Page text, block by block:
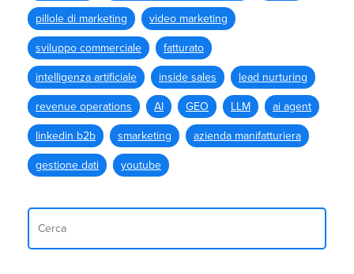
pillole di marketing video marketing
sviluppo commerciale fatturato
intelligenza artificiale inside sales lead nurturing
revenue operations AI GEO LLM ai agent
linkedin b2b smarketing azienda manifatturiera
gestione dati youtube